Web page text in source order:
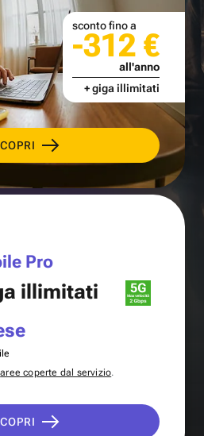
sconto fino a
-312 €
all'anno
+ giga illimitati
Pro
illimitati
aree coperte dal servizio.